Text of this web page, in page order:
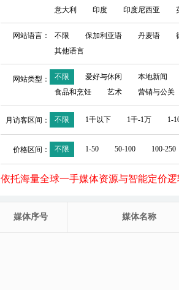
意大利
印度 印度尼西亚
网站语言： 不限 保加利亚语 丹麦语
其他语言
网站类型： 不限 爱好与休闲
本地新闻
食品和烹饪
艺术 营销与公关
月访客区间： 不限 1千以下 1千-1万 1-
价格区间： 不限 1-50 50-100 100-250
依托海量全球一手媒体资源与智能定价
媒体序号 媒体名称